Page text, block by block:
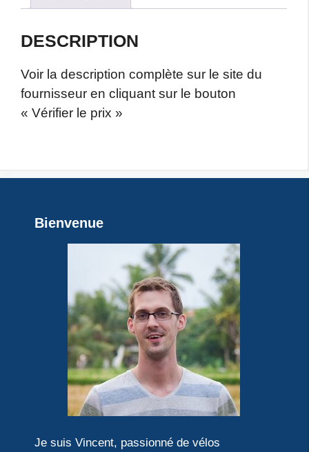
DESCRIPTION
Voir la description complète sur le site du
fournisseur en cliquant sur le bouton
« Vérifier le prix »
Bienvenue
Je suis Vincent, passionné de vélos